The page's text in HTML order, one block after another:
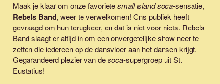
Maak je klaar om onze favorietesmall island soca-sensatie,
Rebels Band, weer te verwelkomen! Ons publiek heeft
gevraagd om hun terugkeer, en dat is niet voor niets. Rebels
Band slaagt er altijd in om een onvergetelijke show neer te
zetten die iedereen op de dansvloer aan het dansen krijgt.
Gegarandeerd plezier van desoca-supergroep uit St.
Eustatius!